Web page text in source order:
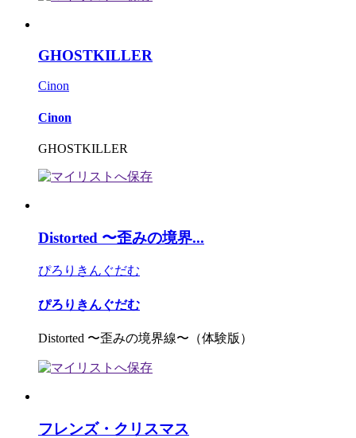
GHOSTKILLER
Cinon
Cinon
GHOSTKILLER
Distorted 〜歪みの境界...
ぴろりきんぐだむ
ぴろりきんぐだむ
Distorted 〜歪みの境界線〜（体験版）
フレンズ・クリスマス